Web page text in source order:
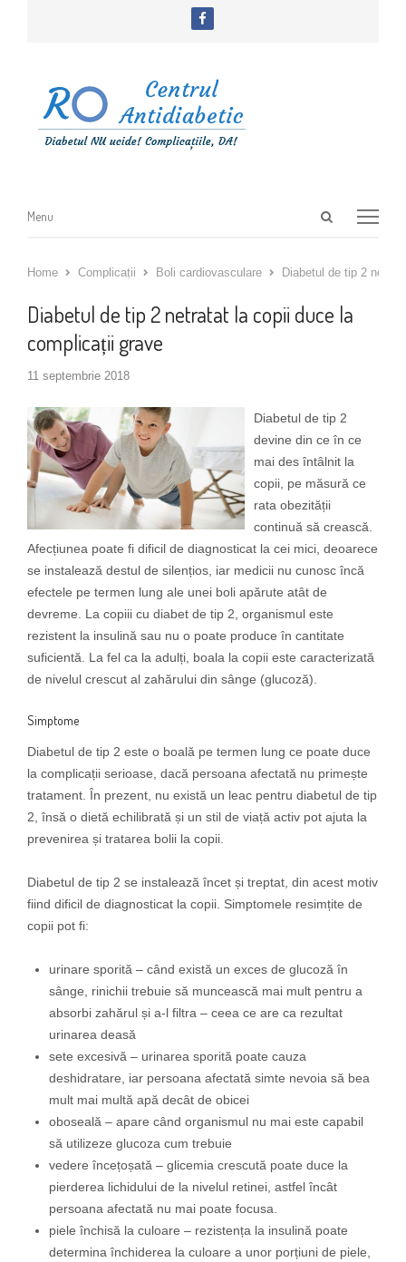
Open
Menu
Menu
Home Complicații Boli cardiovasculare Diabetul de tip 2
Diabetul de tip 2 netratat la copii duce la
complicații grave
11 septembrie 2018
Diabetul de tip 2
devine din ce în ce
mai des întâlnit la
copii, pe măsură ce
rata obezității
continuă să crească.
Afecțiunea poate fi dificil de diagnosticat la cei mici, deoarece
se instalează destul de silențios, iar medicii nu cunosc încă
efectele pe termen lung ale unei boli apărute atât de
devreme. La copiii cu diabet de tip 2, organismul este
rezistent la insulină sau nu o poate produce în cantitate
suficientă. La fel ca la adulți, boala la copii este caracterizată
de nivelul crescut al zahărului din sânge (glucoză).
Simptome
Diabetul de tip 2 este o boală pe termen lung ce poate duce
la complicații serioase, dacă persoana afectată nu primește
tratament. În prezent, nu există un leac pentru diabetul de tip
2, însă o dietă echilibrată și un stil de viață activ pot ajuta la
prevenirea și tratarea bolii la copii.
Diabetul de tip 2 se instalează încet și treptat, din acest motiv
fiind dificil de diagnosticat la copii. Simptomele resimțite de
copii pot fi:
urinare sporită – când există un exces de glucoză în
sânge, rinichii trebuie să muncească mai mult pentru a
absorbi zahărul și a-l filtra – ceea ce are ca rezultat
urinarea deasă
sete excesivă – urinarea sporită poate cauza
deshidratare, iar persoana afectată simte nevoia să bea
mult mai multă apă decât de obicei
oboseală – apare când organismul nu mai este capabil
să utilizeze glucoza cum trebuie
vedere încețoșată – glicemia crescută poate duce la
pierderea lichidului de la nivelul retinei, astfel încât
persoana afectată nu mai poate focusa.
piele închisă la culoare – rezistența la insulină poate
determina închiderea la culoare a unor porțiuni de piele,